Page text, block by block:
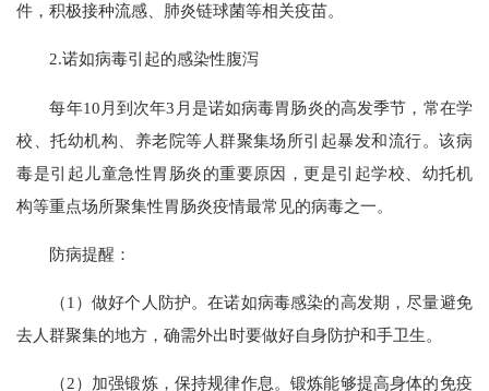
件，积极接种流感、肺炎链球菌等相关疫苗。
2.诺如病毒引起的感染性腹泻
每年10月到次年3月是诺如病毒胃肠炎的高发季节，常在学
校、托幼机构、养老院等人群聚集场所引起暴发和流行。该病
毒是引起儿童急性胃肠炎的重要原因，更是引起学校、幼托机
构等重点场所聚集性胃肠炎疫情最常见的病毒之一。
防病提醒：
（1）做好个人防护。在诺如病毒感染的高发期，尽量避免
去人群聚集的地方，确需外出时要做好自身防护和手卫生。
（2）加强锻炼，保持规律作息。锻炼能够提高身体的免疫